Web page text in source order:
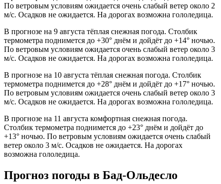
По ветровым условиям ожидается очень слабый ветер около 2
м/с. Осадков не ожидается. На дорогах возможна гололедица.
В прогнозе на 9 августа тёплая снежная погода. Столбик
термометра поднимется до +30° днём и дойдёт до +14° ночью.
По ветровым условиям ожидается очень слабый ветер около 3
м/с. Осадков не ожидается. На дорогах возможна гололедица.
В прогнозе на 10 августа тёплая снежная погода. Столбик
термометра поднимется до +28° днём и дойдёт до +17° ночью.
По ветровым условиям ожидается очень слабый ветер около 3
м/с. Осадков не ожидается. На дорогах возможна гололедица.
В прогнозе на 11 августа комфортная снежная погода.
Столбик термометра поднимется до +23° днём и дойдёт до
+13° ночью. По ветровым условиям ожидается очень слабый
ветер около 3 м/с. Осадков не ожидается. На дорогах
возможна гололедица.
Прогноз погоды в Бад-Ольдесло